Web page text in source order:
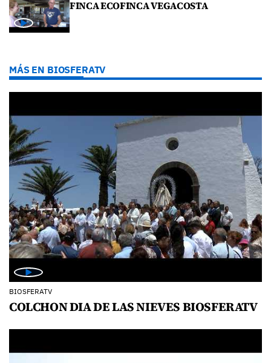
FINCA ECOFINCA VEGACOSTA
MÁS EN BIOSFERATV
BIOSFERATV
COLCHON DIA DE LAS NIEVES BIOSFERATV